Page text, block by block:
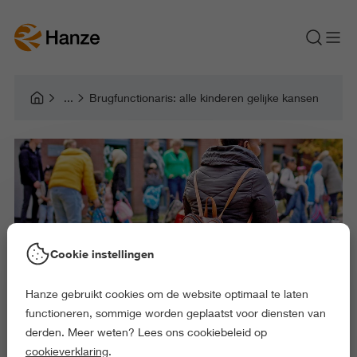
Brugfunctionaris: alle kinderen gelijke kansen
Cookie instellingen
Hanze gebruikt cookies om de website optimaal te laten
functioneren, sommige worden geplaatst voor diensten van
derden. Meer weten? Lees ons cookiebeleid op
cookieverklaring.